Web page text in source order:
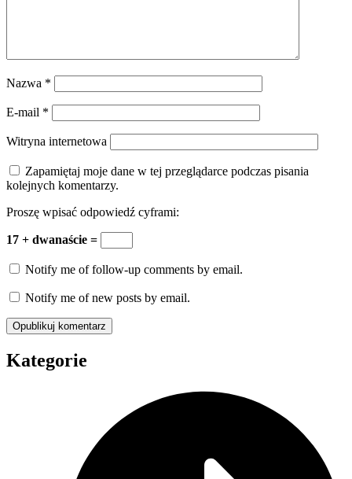
Nazwa *
E-mail *
Witryna internetowa
Zapamiętaj moje dane w tej przeglądarce podczas pisania
kolejnych komentarzy.
Proszę wpisać odpowiedź cyframi:
17 + dwanaście =
Notify me of follow-up comments by email.
Notify me of new posts by email.
Kategorie